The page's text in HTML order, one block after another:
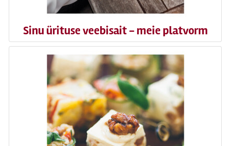
Sinu ürituse veebisait - meie platvorm